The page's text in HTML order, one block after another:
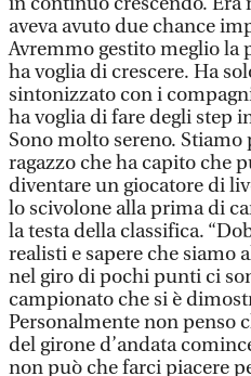
aveva avuto due chance
Avremmo gestito meglio la
ha voglia di crescere. Ha
sintonizzato con i
ha voglia di fare degli step
Sono molto sereno.
ragazzo che ha capito che
diventare un giocatore di
lo scivolone alla prima di
la testa della classifica.
realisti e sapere che siamo
nel giro di pochi punti ci
campionato che si è
Personalmente non penso
del girone d’andata
non può che farci piacere